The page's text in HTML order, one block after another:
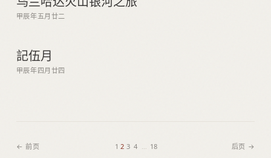
甲辰年五月廿二
記伍月
甲辰年四月廿四
← 前页 1 2 3 4 18 后页 →